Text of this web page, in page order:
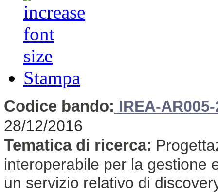
Stampa
Codice bando: IREA-
28/12/2016
Tematica di ricerca:
interoperabile per la gestione
un servizio relativo di